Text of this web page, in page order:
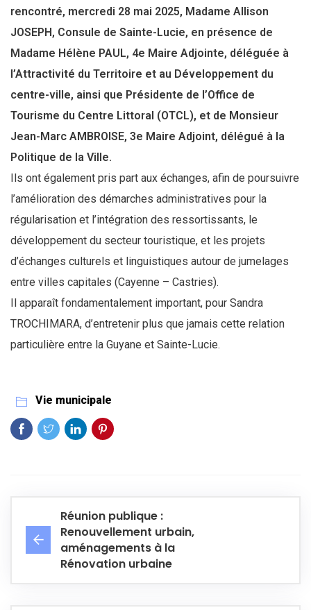
rencontré, mercredi 28 mai 2025, Madame Allison
JOSEPH, Consule de Sainte-Lucie, en présence de
Madame Hélène PAUL, 4e Maire Adjointe, déléguée à
l’Attractivité du Territoire et au Développement du
centre-ville, ainsi que Présidente de l’Office de
Tourisme du Centre Littoral (OTCL), et de Monsieur
Jean-Marc AMBROISE, 3e Maire Adjoint, délégué à la
Politique de la Ville.
Ils ont également pris part aux échanges, afin de poursuivre
l’amélioration des démarches administratives pour la
régularisation et l’intégration des ressortissants, le
développement du secteur touristique, et les projets
d’échanges culturels et linguistiques autour de jumelages
entre villes capitales (Cayenne – Castries).
Il apparaît fondamentalement important, pour Sandra
TROCHIMARA, d’entretenir plus que jamais cette relation
particulière entre la Guyane et Sainte-Lucie.
Vie municipale
Réunion publique :
Renouvellement urbain,
aménagements à la
Rénovation urbaine